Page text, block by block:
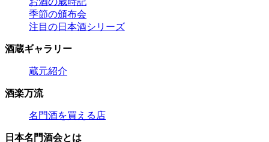
季節の頒布会
注目の日本酒シリーズ
酒蔵ギャラリー
蔵元紹介
酒楽万流
名門酒を買える店
日本名門酒会とは